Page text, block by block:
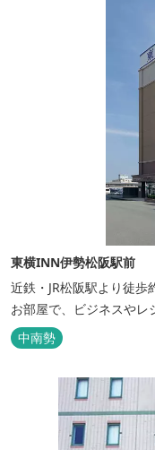
東横INN伊勢松阪駅前
近鉄・JR松阪駅より徒
お部屋で、ビジネスやレ
中南勢